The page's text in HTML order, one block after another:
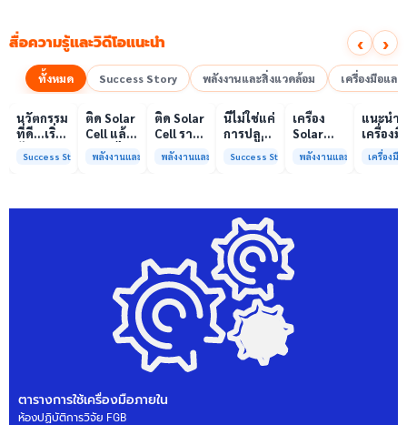
สื่อความรู้และวิดีโอแนะนำ ‹ ›
ทั้งหมด Success Story พลังงานและสิ่งแวดล้อม เครื่องมือแล
00:10
นวัตกรรม
ที่ดี…เริ่ม
ความร่วม
Success Story
00:10
ติด Solar
Cell แล้ว
ลดค่าไฟ
ได้จริง
พลังงานและสิ่งแวดล้อม
00:08
ติด Solar
Cell ราคา
แพง แต่
ค่าไฟ
พลังงานและสิ่งแวดล้อม
เล่นวิดีโอ
นี่ไม่ใช่แค่
การปลูก
คือการ
ให้ป่า
ต้นน้ำและ
ชุมชน
Success Story
เครื่อง
Solar
Simulator
มาตรฐาน
รับรอง
ISO/IEC17025
บริการ
พลังงานและสิ่งแวดล้อม
เล่
01:00
แนะนำ
เครื่องมื
วิเคราะ
ทดสอบ
การกลา
เครื่องมื
ตารางการใช้เครื่องมือภายใน
ห้องปฏิบัติการวิจัย FGB